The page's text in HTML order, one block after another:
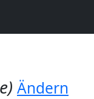
Ändern